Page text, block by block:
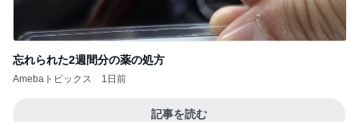
忘れられた2週間分の薬の処方
Amebaトピックス 1日前
記事を読む